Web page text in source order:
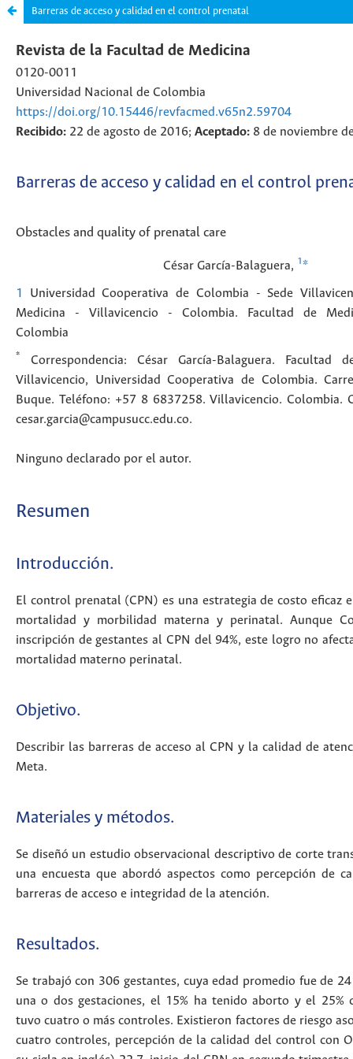
Barreras de acceso y calidad en el control prenatal